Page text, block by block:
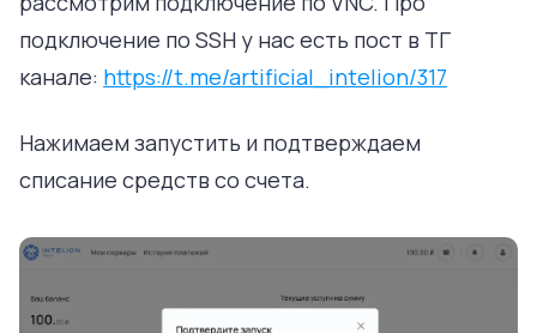
подключение по SSH у нас есть пост в ТГ
канале: https://t.me/artificial_intelion/317
Нажимаем запустить и подтверждаем
списание средств со счета.